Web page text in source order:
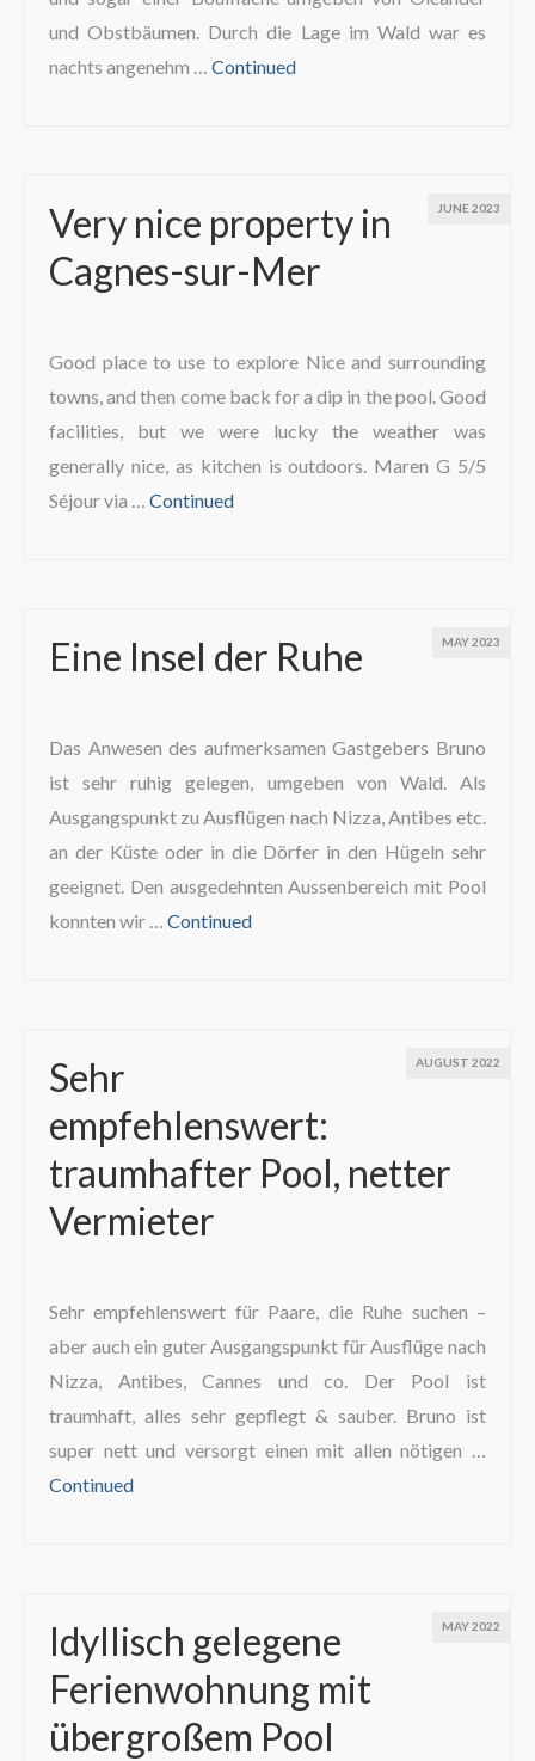
und Obstbäumen. Durch die Lage im Wald war es
nachts angenehm … Continued
JUNE 2023
Very nice property in
Cagnes-sur-Mer
Good place to use to explore Nice and surrounding
towns, and then come back for a dip in the pool. Good
facilities, but we were lucky the weather was
generally nice, as kitchen is outdoors. Maren G 5/5
Séjour via … Continued
MAY 2023
Eine Insel der Ruhe
Das Anwesen des aufmerksamen Gastgebers Bruno
ist sehr ruhig gelegen, umgeben von Wald. Als
Ausgangspunkt zu Ausflügen nach Nizza, Antibes etc.
an der Küste oder in die Dörfer in den Hügeln sehr
geeignet. Den ausgedehnten Aussenbereich mit Pool
konnten wir … Continued
AUGUST 2022
Sehr
empfehlenswert:
traumhafter Pool, netter
Vermieter
Sehr empfehlenswert für Paare, die Ruhe suchen –
aber auch ein guter Ausgangspunkt für Ausflüge nach
Nizza, Antibes, Cannes und co. Der Pool ist
traumhaft, alles sehr gepflegt & sauber. Bruno ist
super nett und versorgt einen mit allen nötigen …
Continued
MAY 2022
Idyllisch gelegene
Ferienwohnung mit
übergroßem Pool